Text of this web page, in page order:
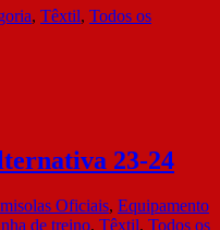
, Têxtil, Todos os
23-24
Oficiais, Equipamento
de treino, Têxtil, Todos os